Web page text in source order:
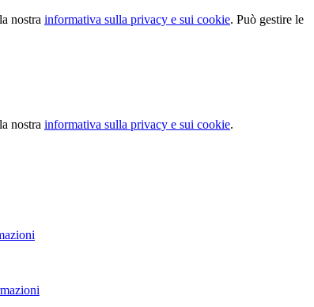
nostra informativa sulla privacy e sui cookie. Può gestire le
nostra informativa sulla privacy e sui cookie.